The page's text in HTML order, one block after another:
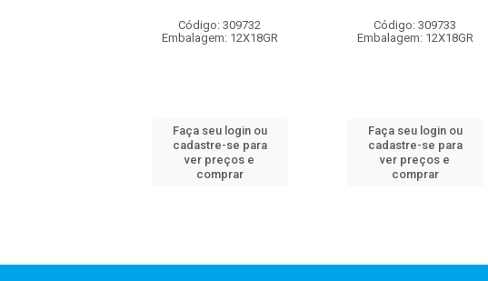
Código: 309732
Embalagem: 12X18GR
Faça seu login ou
cadastre-se para
ver preços e
comprar
Código: 309733
Embalagem: 12X18GR
Faça seu login ou
cadastre-se para
ver preços e
comprar